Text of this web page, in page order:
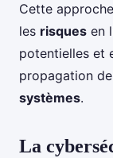
Cette
les risques en
potentielles et
propagation
systèmes.
La